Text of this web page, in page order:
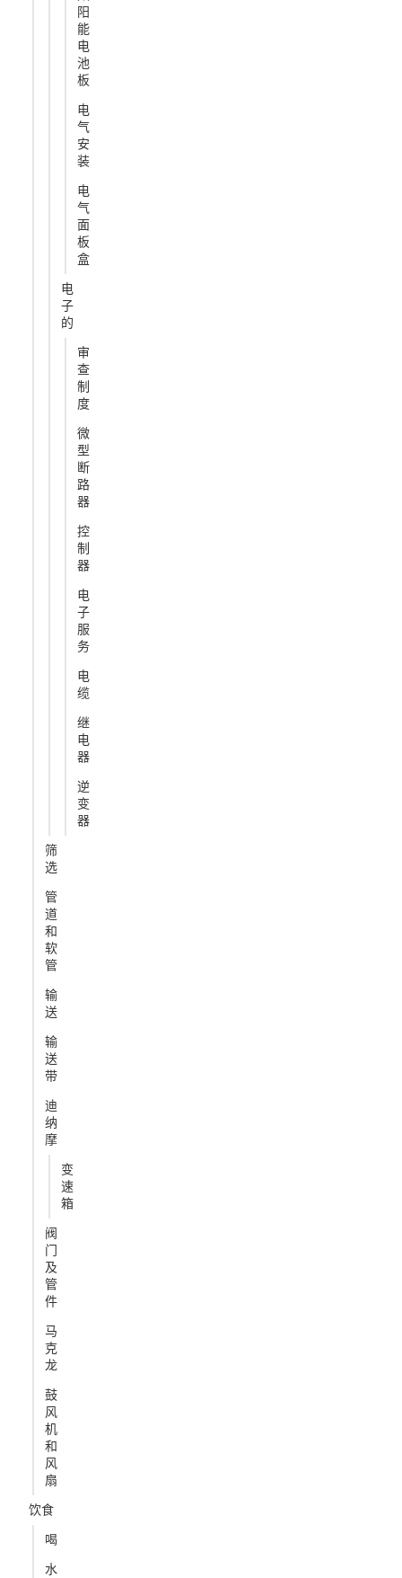
阳
能
电
池
板
电
气
安
装
电
气
面
板
盒
电
子
的
审
查
制
度
微
型
断
路
器
控
制
器
电
子
服
务
电
缆
继
电
器
逆
变
器
筛
选
管
道
和
软
管
输
送
输
送
带
迪
纳
摩
变
速
箱
阀
门
及
管
件
马
克
龙
鼓
风
机
和
风
扇
饮食
喝
水